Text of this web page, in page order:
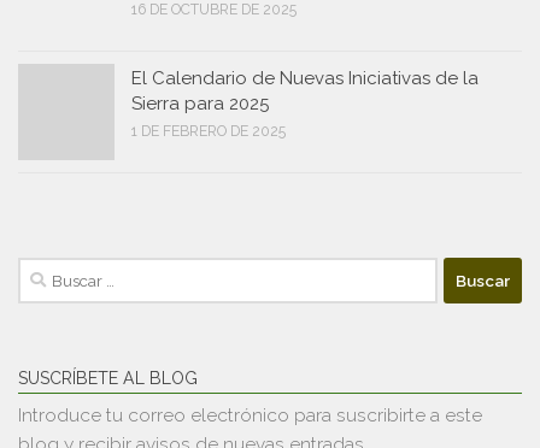
16 DE OCTUBRE DE 2025
El Calendario de Nuevas Iniciativas de la
Sierra para 2025
1 DE FEBRERO DE 2025
Buscar:
SUSCRÍBETE AL BLOG
Introduce tu correo electrónico para suscribirte a este